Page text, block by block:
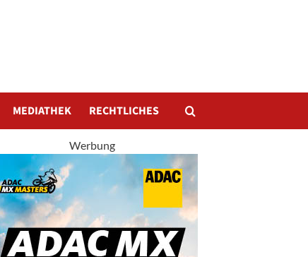
MEDIATHEK RECHTLICHES
Werbung